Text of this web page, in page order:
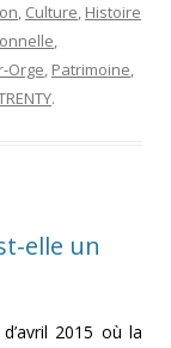
, Culture, Histoire
,
Orge, Patrimoine,
.
elle un
2015 où la